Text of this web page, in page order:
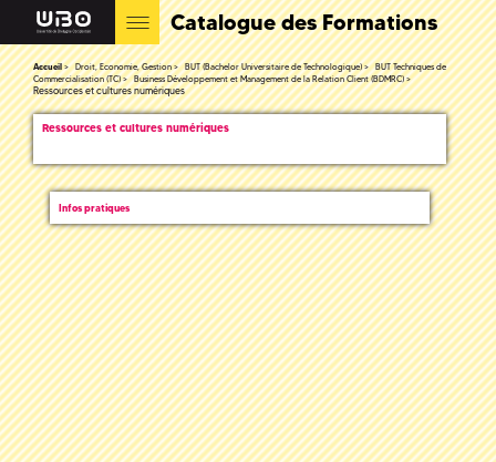
Catalogue des Formations
Accueil Droit, Economie, Gestion BUT (Bachelor Universitaire de Technologique)
BUT Techniques de
Commercialisation (TC)
Business Développement et Management de la Relation Client (BDMRC)
Ressources et cultures numériques
Ressources et cultures numériques
Infos pratiques